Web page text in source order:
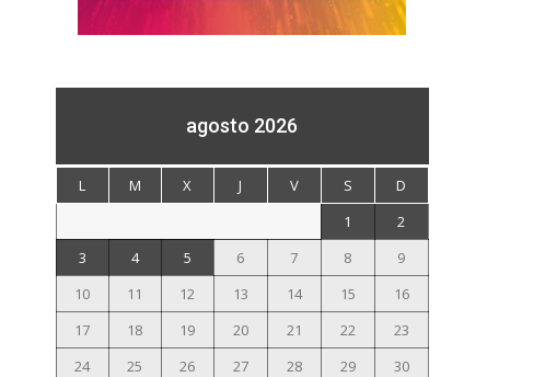
agosto 2026
L M X J V S
D
1
2
3
4 5 6 7 8
9
10
11 12 13 14 15
16
17
18 19 20 21 22
23
24
25 26 27 28 29
30